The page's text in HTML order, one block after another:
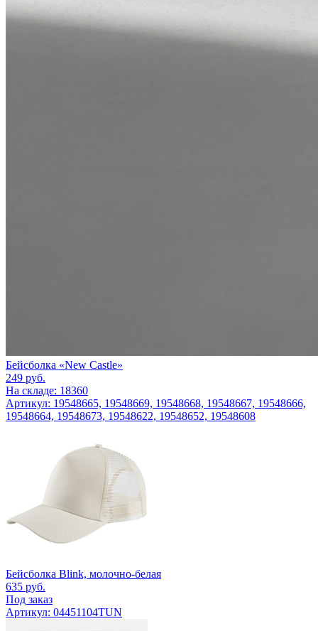
Бейсболка «New Castle»
249 руб.
На складе: 18360
Артикул: 19548665, 19548669, 19548668, 19548667, 19548666,
19548664, 19548673, 19548622, 19548652, 19548608
Бейсболка Blink, молочно-белая
635 руб.
Под заказ
Артикул: 04451104TUN